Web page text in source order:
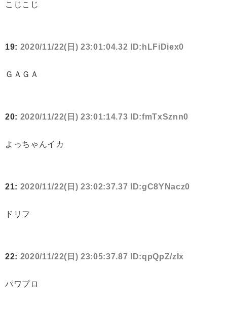
こじこじ
19: 2020/11/22(日) 23:01:04.32 ID:hLFiDiex0
ＧＡＧＡ
20: 2020/11/22(日) 23:01:14.73 ID:fmTxSznn0
よっちゃんイカ
21: 2020/11/22(日) 23:02:37.37 ID:gC8YNacz0
ドリフ
22: 2020/11/22(日) 23:05:37.87 ID:qpQpZ/zIx
パワプロ